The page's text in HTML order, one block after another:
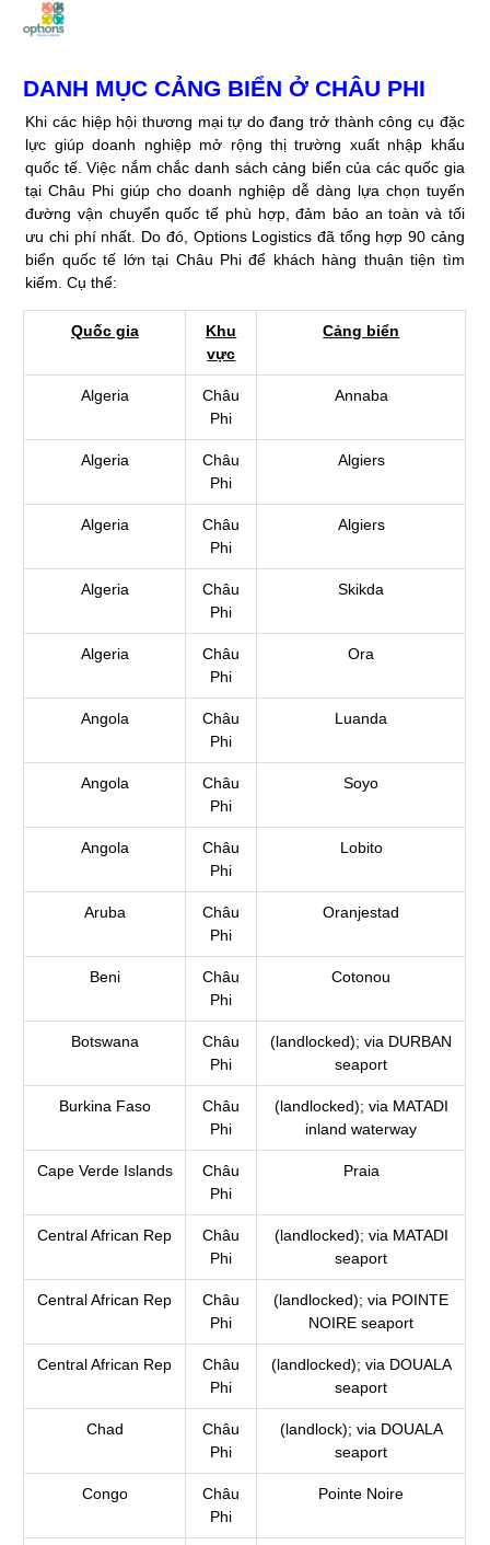
DANH MỤC CẢNG BIỂN Ở CHÂU PHI
Khi các hiệp hội thương mại tự do đang trở thành công cụ đặc
lực giúp doanh nghiệp mở rộng thị trường xuất nhập khẩu
quốc tế. Việc nắm chắc danh sách cảng biển của các quốc gia
tại Châu Phi giúp cho doanh nghiệp dễ dàng lựa chọn tuyến
đường vận chuyển quốc tế phù hợp, đảm bảo an toàn và tối
ưu chi phí nhất. Do đó, Options Logistics đã tổng hợp 90 cảng
biển quốc tế lớn tại Châu Phi để khách hàng thuận tiện tìm
kiếm. Cụ thể:
Quốc gia
Khu
vực
Cảng biển
Algeria
Châu
Phi
Annaba
Algeria
Châu
Phi
Algiers
Algeria
Châu
Phi
Algiers
Algeria
Châu
Phi
Skikda
Algeria
Châu
Phi
Ora
Angola
Châu
Phi
Luanda
Angola
Châu
Phi
Soyo
Angola
Châu
Phi
Lobito
Aruba
Châu
Phi
Oranjestad
Beni
Châu
Phi
Cotonou
Botswana
Châu
Phi
(landlocked); via DURBAN
seaport
Burkina Faso
Châu
Phi
(landlocked); via MATADI
inland waterway
Cape Verde Islands
Châu
Phi
Praia
Central African Rep
Châu
Phi
(landlocked); via MATADI
seaport
Central African Rep
Châu
Phi
(landlocked); via POINTE
NOIRE seaport
Central African Rep
Châu
Phi
(landlocked); via DOUALA
seaport
Chad
Châu
Phi
(landlock); via DOUALA
seaport
Congo
Châu
Phi
Pointe Noire